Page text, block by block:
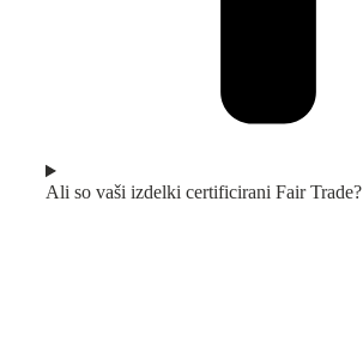
Ali so vaši izdelki certificirani Fair Trade?